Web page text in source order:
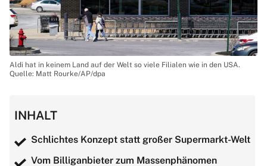
Aldi hat in keinem Land auf der Welt so viele Filialen wie in den USA.
Quelle: Matt Rourke/AP/dpa
INHALT
Schlichtes Konzept statt großer Supermarkt-Welt
Vom Billiganbieter zum Massenphänomen